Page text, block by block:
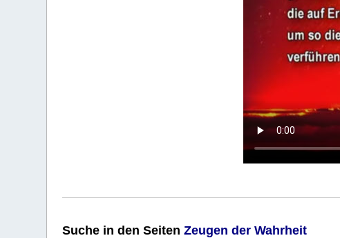
Suche in den SeitenZeugen der Wahrheit